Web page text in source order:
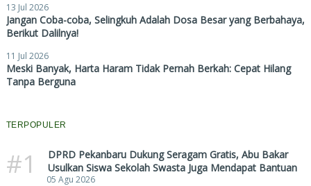
13 Jul 2026
Jangan Coba-coba, Selingkuh Adalah Dosa Besar yang Berbahaya,
Berikut Dalilnya!
11 Jul 2026
Meski Banyak, Harta Haram Tidak Pernah Berkah: Cepat Hilang
Tanpa Berguna
TERPOPULER
#1
DPRD Pekanbaru Dukung Seragam Gratis, Abu Bakar
Usulkan Siswa Sekolah Swasta Juga Mendapat Bantuan
05 Agu 2026